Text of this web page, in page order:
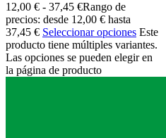
12,00 € - 37,45 €Rango de
precios: desde 12,00 € hasta
37,45 € Seleccionar opciones Este
producto tiene múltiples variantes.
Las opciones se pueden elegir en
la página de producto